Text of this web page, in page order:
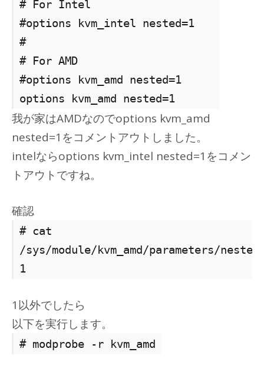
# For Intel
#options kvm_intel nested=1
#
# For AMD
#options kvm_amd nested=1
options kvm_amd nested=1
我が家はAMDなのでoptions kvm_amd
nested=1をコメントアウトしました。
intelならoptions kvm_intel nested=1をコメン
トアウトですね。
確認
# cat
/sys/module/kvm_amd/parameters/nested
1
1以外でしたら
以下を実行します。
# modprobe -r kvm_amd